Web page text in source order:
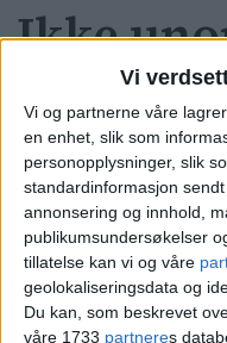
Vi
Vi og partnerne våre
en enhet, slik som
personopplysninger, slik
standardinformasjon
annonsering og innhold,
publikumsundersøkelser
tillatelse kan vi og våre
geolokaliseringsdata og
Du kan, som beskrevet
våre 1733 partneres
Ikke
telelinse
I sitt tilsvar til
«på tross av at
debatt, kan det
Dagbladets
mange